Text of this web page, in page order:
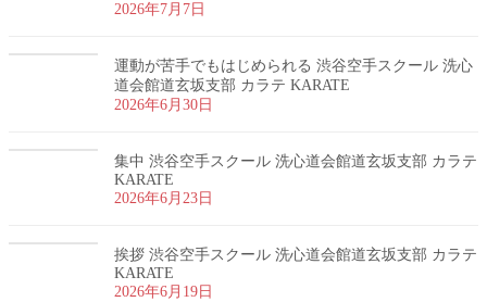
2026年7月7日
運動が苦手でもはじめられる 渋谷空手スクール 洗心
道会館道玄坂支部 カラテ KARATE
2026年6月30日
集中 渋谷空手スクール 洗心道会館道玄坂支部 カラテ
KARATE
2026年6月23日
挨拶 渋谷空手スクール 洗心道会館道玄坂支部 カラテ
KARATE
2026年6月19日